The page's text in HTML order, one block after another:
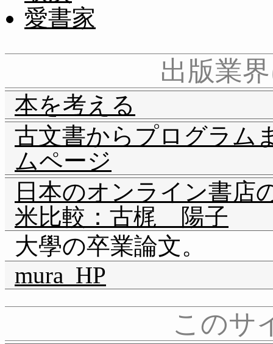
愛書家
出版業
本を考える
古文書からプログラ
ムページ
日本のオンライン書
米比較：古梶 陽子
大學の卒業論文。
mura_HP
このサ